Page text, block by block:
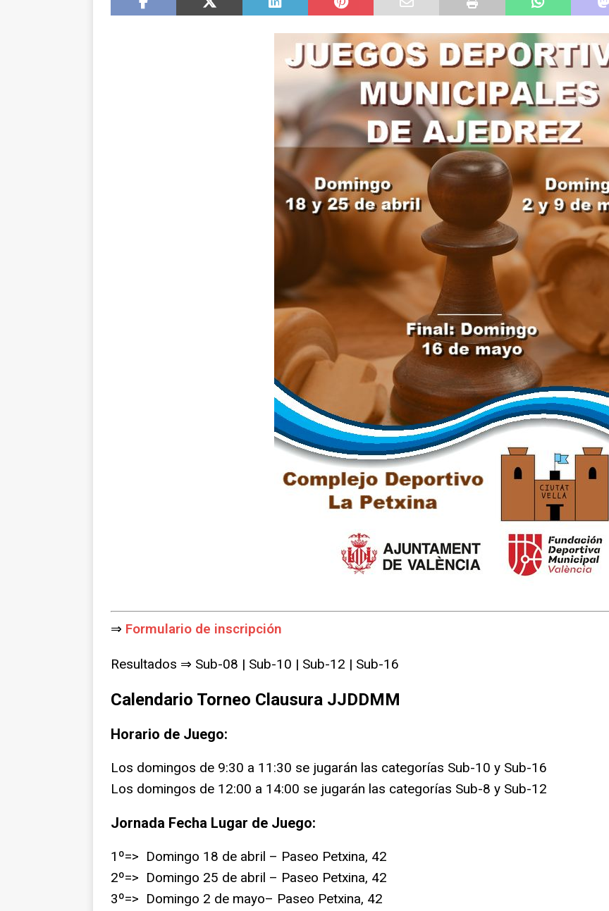
⇒ Formulario de inscripción
Resultados ⇒ Sub-08 | Sub-10 | Sub-12 | Sub-16
Calendario Torneo Clausura JJDDMM
Horario de Juego:
Los domingos de 9:30 a 11:30 se jugarán las categorías Sub-10 y Sub-16
Los domingos de 12:00 a 14:00 se jugarán las categorías Sub-8 y Sub-12
Jornada Fecha Lugar de Juego:
1º=> Domingo 18 de abril – Paseo Petxina, 42
2º=> Domingo 25 de abril – Paseo Petxina, 42
3º=> Domingo 2 de mayo– Paseo Petxina, 42